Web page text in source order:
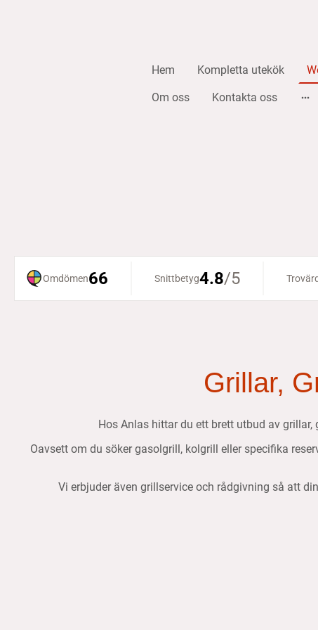
Hem Kompletta utekök
Om oss Kontakta oss
Grillar,
Hos Anlas hittar du ett brett utbud av
Oavsett om du söker gasolgrill, kolgrill eller specifika
Vi erbjuder även grillservice och rådgivning så att